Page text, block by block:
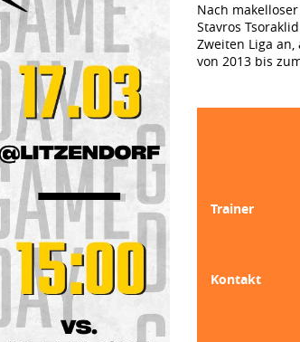
Nach
Stavros
Zweiten Liga
von 2013 bis
Trainer
Kontakt